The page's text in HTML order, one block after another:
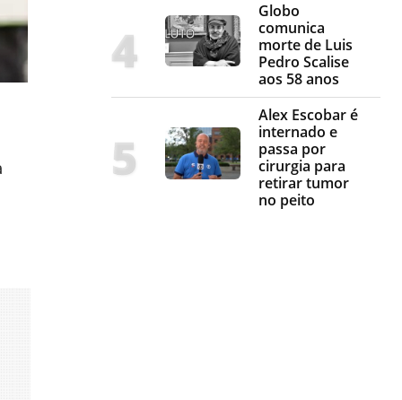
Globo
comunica
morte de Luis
Pedro Scalise
aos 58 anos
Alex Escobar é
internado e
passa por
cirurgia para
retirar tumor
no peito